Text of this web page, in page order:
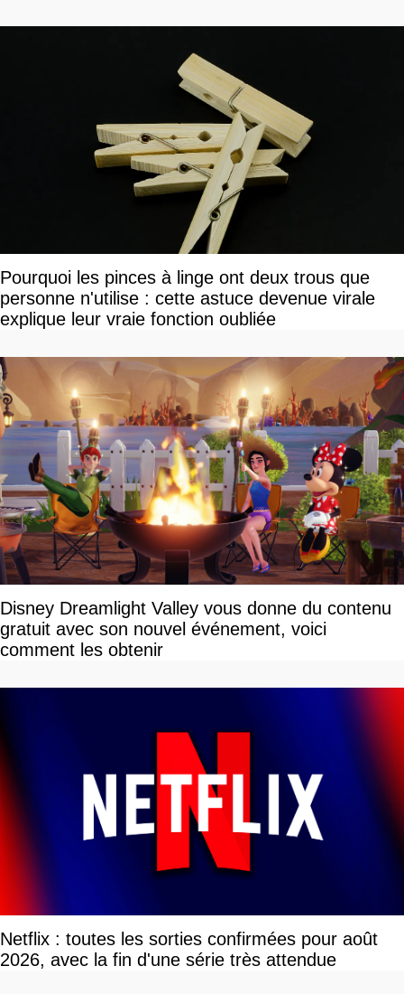
Pourquoi les pinces à linge ont deux trous que
personne n'utilise : cette astuce devenue virale
explique leur vraie fonction oubliée
Disney Dreamlight Valley vous donne du contenu
gratuit avec son nouvel événement, voici
comment les obtenir
Netflix : toutes les sorties confirmées pour août
2026, avec la fin d'une série très attendue